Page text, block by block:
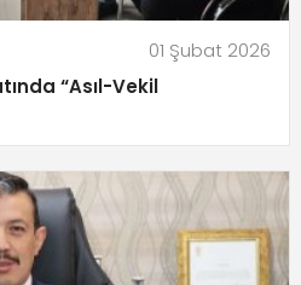
01 Şubat 2026
“Asıl-Vekil